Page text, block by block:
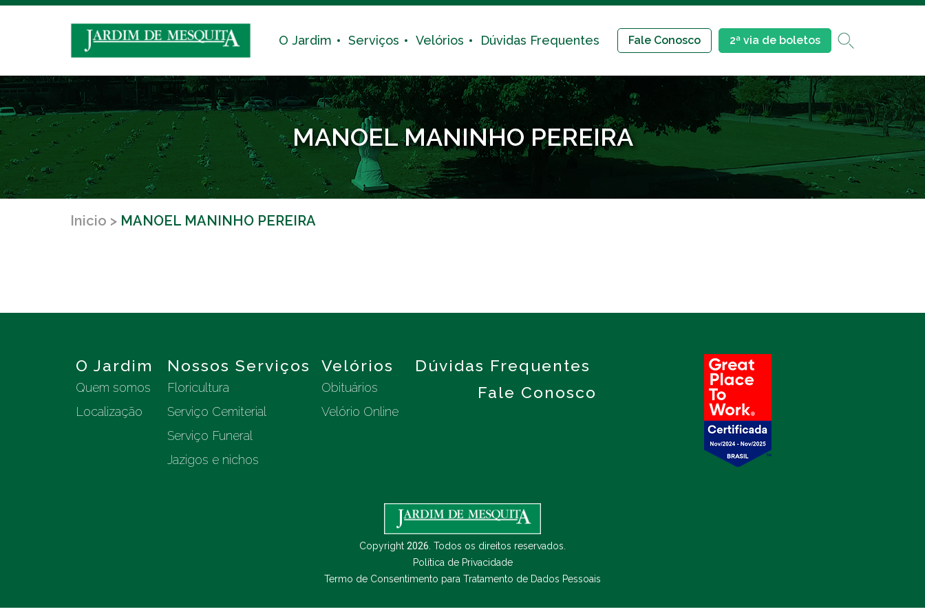
O Jardim Serviços Velórios Dúvidas Frequentes Fale Conosco 2ª via de boletos
MANOEL MANINHO PEREIRA
Inicio MANOEL MANINHO PEREIRA
O Jardim
Quem somos
Localização
Nossos Serviços
Floricultura
Serviço Cemiterial
Serviço Funeral
Jazigos e nichos
Velórios
Obituários
Velório Online
Dúvidas Frequentes
Fale Conosco
Copyright 2026 . Todos os direitos reservados.
Política de Privacidade
Termo de Consentimento para Tratamento de Dados Pessoais